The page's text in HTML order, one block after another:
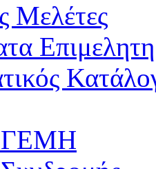
Μελέτες
ΓΕΜΗ